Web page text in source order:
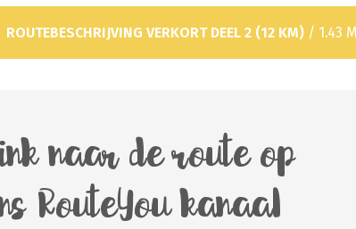
ROUTEBESCHRIJVING VERKORT DEEL 2 (12 KM) / 1.43
naar de route op
RouteYou kanaal